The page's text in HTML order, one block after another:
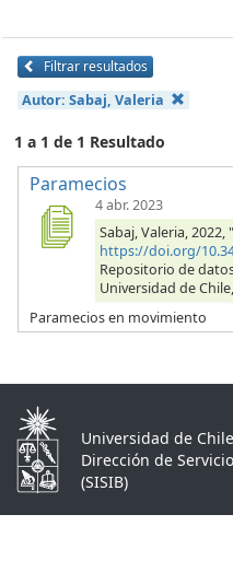
Filtrar resultados
Autor: Sabaj, Valeria
1 a 1 de 1 Resultado
Paramecios
4 abr. 2023
Sabaj, Valeria, 2022,
https://doi.org/
Repositorio de
Universidad de
Paramecios en movimiento
Universidad de Chile
Dirección de
(SISIB)